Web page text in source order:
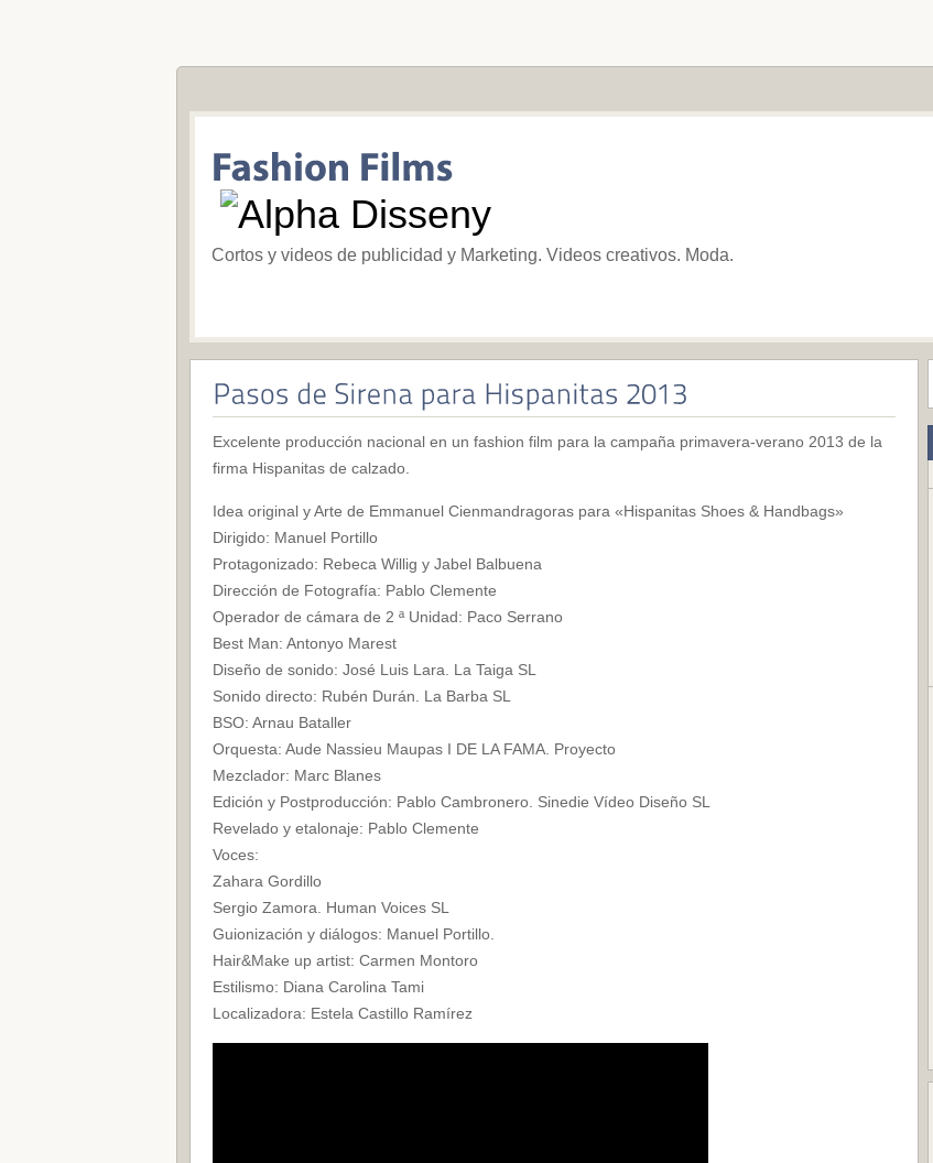
Cortos y videos de publicidad y Marketing. Videos creativos. Moda.
Excelente producción nacional en un fashion film para la campaña primavera-verano 2013 de la
firma Hispanitas de calzado.
Idea original y Arte de Emmanuel Cienmandragoras para «Hispanitas Shoes & Handbags»
Dirigido: Manuel Portillo
Protagonizado: Rebeca Willig y Jabel Balbuena
Dirección de Fotografía: Pablo Clemente
Operador de cámara de 2 ª Unidad: Paco Serrano
Best Man: Antonyo Marest
Diseño de sonido: José Luis Lara. La Taiga SL
Sonido directo: Rubén Durán. La Barba SL
BSO: Arnau Bataller
Orquesta: Aude Nassieu Maupas I DE LA FAMA. Proyecto
Mezclador: Marc Blanes
Edición y Postproducción: Pablo Cambronero. Sinedie Vídeo Diseño SL
Revelado y etalonaje: Pablo Clemente
Voces:
Zahara Gordillo
Sergio Zamora. Human Voices SL
Guionización y diálogos: Manuel Portillo.
Hair&Make up artist: Carmen Montoro
Estilismo: Diana Carolina Tami
Localizadora: Estela Castillo Ramírez